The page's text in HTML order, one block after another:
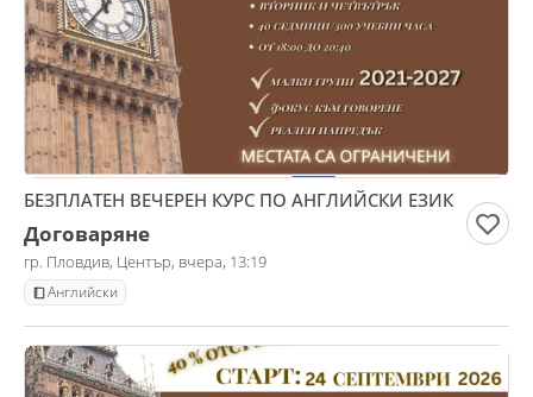
БЕЗПЛАТЕН ВЕЧЕРЕН КУРС ПО АНГЛИЙСКИ ЕЗИК
Договаряне
гр. Пловдив, Център, вчера, 13:19
Английски